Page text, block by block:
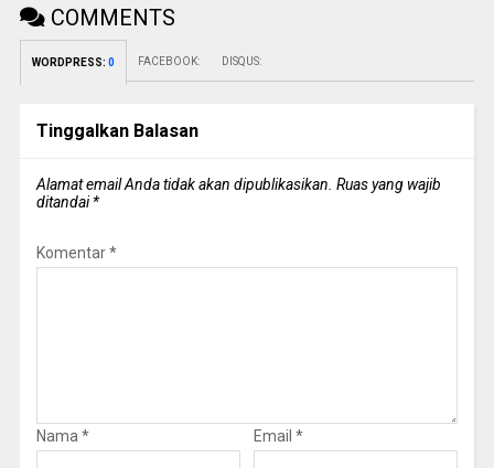
COMMENTS
WORDPRESS: 0 FACEBOOK: DISQUS:
Tinggalkan Balasan
Alamat email Anda tidak akan dipublikasikan. Ruas yang wajib
ditandai*
Komentar*
Nama * Email *